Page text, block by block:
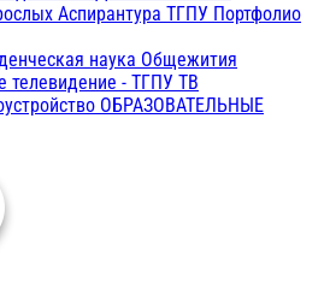
Аспирантура ТГПУ Портфолио
наука Общежития
телевидение - ТГПУ ТВ
ОБРАЗОВАТЕЛЬНЫЕ